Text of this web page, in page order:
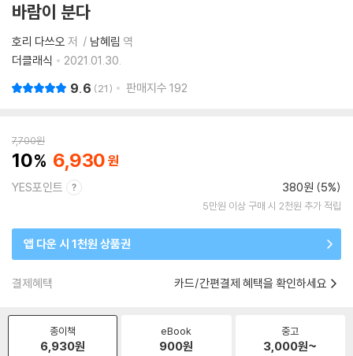
바람이 분다
호리 다쓰오 저 남혜림 역
더클래식
2021.01.30.
9.6 21 판매지수 192
7,700원
10 6,930
YES포인트 380원 (5%)
5만원 이상 구매 시 2천원 추가 적립
앱 다운 시 1천원 상품권
결제혜택 카드/간편결제 혜택을 확인하세요
종이책
6,930원
eBook
900원
중고
3,000원~